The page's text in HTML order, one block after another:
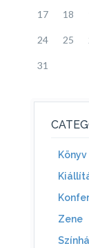
17 18
24 25
31
Könyv
Zene